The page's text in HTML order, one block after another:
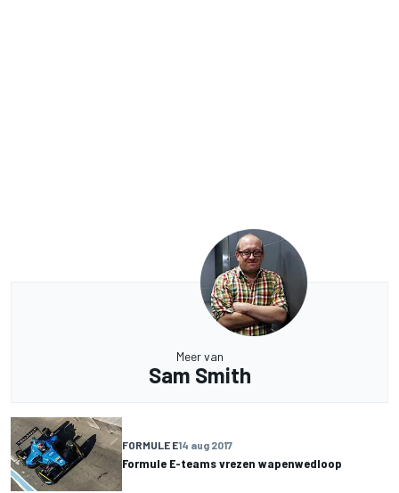
Meer van
Sam Smith
FORMULE E14 aug 2017
Formule E-teams vrezen wapenwedloop